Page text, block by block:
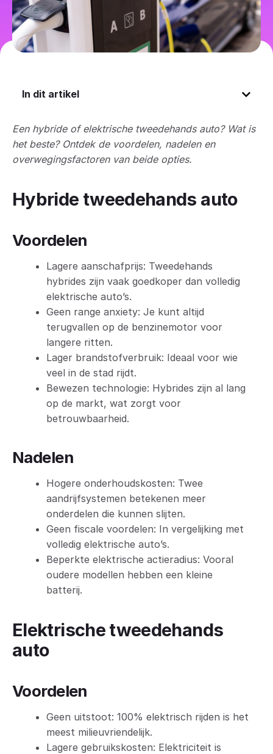
Een hybride of elektrische tweedehands auto? Wat is
het beste? Ontdek de voordelen, nadelen en
overwegingsfactoren van beide opties.
Hybride tweedehands auto
Voordelen
Lagere aanschafprijs: Tweedehands
hybrides zijn vaak goedkoper dan volledig
elektrische auto’s.
Geen range anxiety: Je kunt altijd
terugvallen op de benzinemotor voor
langere ritten.
Lager brandstofverbruik: Ideaal voor wie
veel in de stad rijdt.
Bewezen technologie: Hybrides zijn al lang
op de markt, wat zorgt voor
betrouwbaarheid.
Nadelen
Hogere onderhoudskosten: Twee
aandrijfsystemen betekenen meer
onderdelen die kunnen slijten.
Geen fiscale voordelen: In vergelijking met
volledig elektrische auto’s.
Beperkte elektrische actieradius: Vooral
oudere modellen hebben een kleine
batterij.
Elektrische tweedehands
auto
Voordelen
Geen uitstoot: 100% elektrisch rijden is het
meest milieuvriendelijk.
Lagere gebruikskosten: Elektriciteit is
In dit artikel